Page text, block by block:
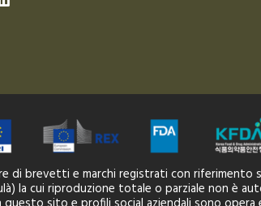
di brevetti e marchi registrati con
la cui riproduzione totale o parziale non è